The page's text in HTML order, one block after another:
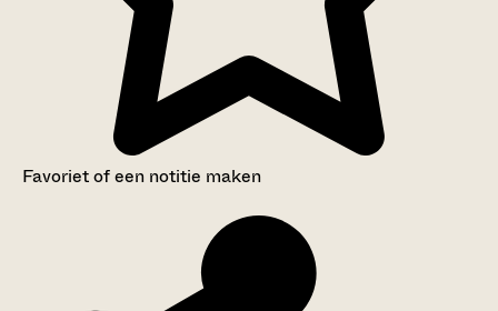
Favoriet of een notitie maken